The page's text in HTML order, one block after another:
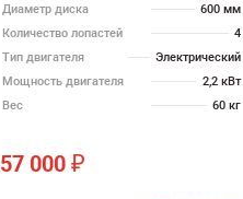
Диаметр диска
600 мм
Количество лопастей
4
Тип двигателя
Электрический
Мощность двигателя
2,2 кВт
Вес
60 кг
57 000 ₽